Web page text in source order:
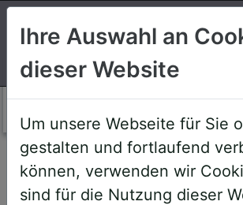
Willkommen!
Ihre Auswahl an
dieser Website
Um unsere Webseite für Sie
gestalten und fortlaufend
können, verwenden wir
sind für die Nutzung dieser